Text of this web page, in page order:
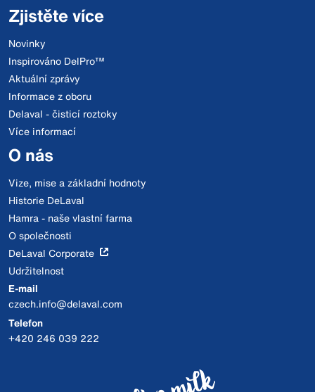
Zjistěte více
Novinky
Inspirováno DelPro™
Aktuální zprávy
Informace z oboru
Delaval - čisticí roztoky
Více informací
O nás
Vize, mise a základní hodnoty
Historie DeLaval
Hamra - naše vlastní farma
O společnosti
DeLaval Corporate
Udržitelnost
E-mail
czech.info@delaval.com
Telefon
+420 246 039 222